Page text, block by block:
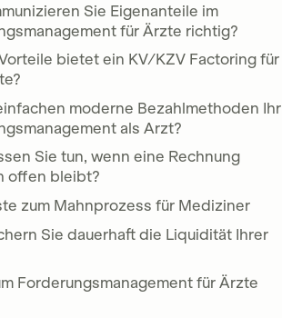
Sie Eigenanteile im
für Ärzte richtig?
bietet ein KV/KZV Factoring für
moderne Bezahlmethoden Ihr
als Arzt?
Sie tun, wenn eine Rechnung
offen bleibt?
zum Mahnprozess für Mediziner
Sie dauerhaft die Liquidität Ihrer
Forderungsmanagement für Ärzte